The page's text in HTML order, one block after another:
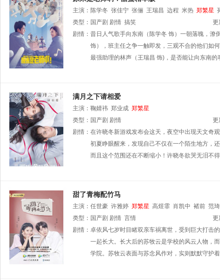
主演： 陈学冬 张佳宁 张俪 王瑞昌 边程 米热 郑繁星
易 陈嘉敏 陈天明 胡致邦
李卓
李天泽
孙华颖 韩姝妹
类型： 国产剧 剧情 搞笑
更
剧情： 昔日人气歌手向东南（陈学冬 饰）一朝落魄，潦
饰），班主任之争一触即发，三观不合的他们如
最强助理的林声（王瑞昌 饰)，是否能让向东南
满月之下请相爱
主演： 鞠婧祎 郑业成 郑繁星
类型： 国产剧 剧情
更
剧情： 在许晓冬新游戏发布会这天，夜空中出现天文奇
初夏睁眼醒来，发现自己不仅在一个陌生地方，
而且这个范围还在不断缩小！许晓冬欲哭无泪不
甜了青梅配竹马
主演： 任世豪 许雅婷 郑繁星 高煜霏 肖凯中 褚前 范
类型： 国产剧 剧情 言情
更
剧情： 卓依风七岁时目睹双亲车祸离世，受到巨大打击
一起长大。长大后的苏牧云是学校的风云人物，
学院。苏牧云表面与苏念风作对，实则默默守护